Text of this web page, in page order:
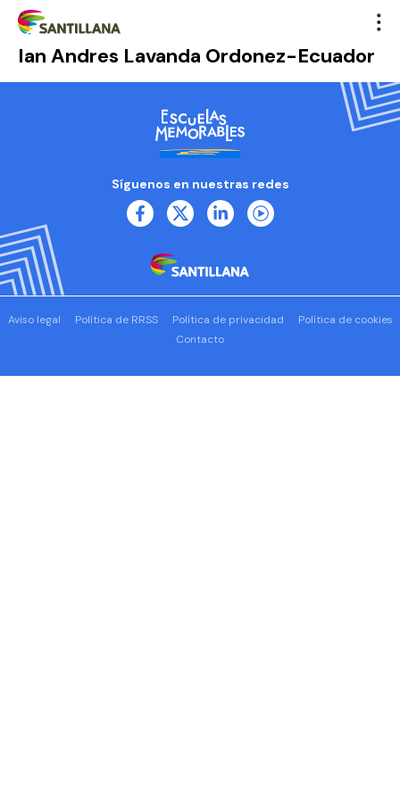
Ian Andres Lavanda Ordonez-Ecuador
Síguenos en nuestras redes
Aviso legal Política de RRSS Política de privacidad
Política de cookies
Contacto